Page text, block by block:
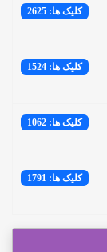
کلیک ها: 2625
کلیک ها: 1524
کلیک ها: 1062
کلیک ها: 1791